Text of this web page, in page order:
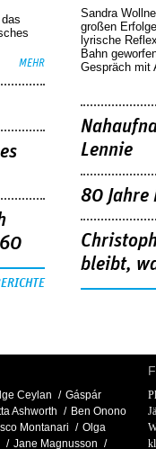
MEHR
Sandra
großen
lyrische
Bahn
Gespräch mit
Lennie
80 Jahre
bleibt,
Ceylan
Gáspár
Ashworth
Ben Onono
Montanari
Olga
Jane Magnusson